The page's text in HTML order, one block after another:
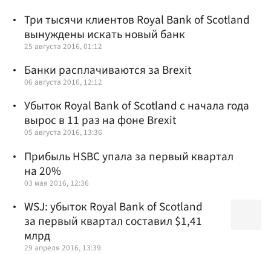
Три тысячи клиентов Royal Bank of Scotland
вынуждены искать новый банк
25 августа 2016, 01:12
Банки расплачиваются за Brexit
06 августа 2016, 12:12
Убыток Royal Bank of Scotland с начала года
вырос в 11 раз на фоне Brexit
05 августа 2016, 13:36
Прибыль HSBC упала за первый квартал
на 20%
03 мая 2016, 12:36
WSJ: убыток Royal Bank of Scotland
за первый квартал составил $1,41
млрд
29 апреля 2016, 13:39